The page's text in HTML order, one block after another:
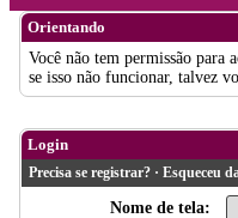
Orientando
Você não tem permissão para
se isso não funcionar, talvez
Login
Precisa se registrar? · Esqueceu
Nome de tela: